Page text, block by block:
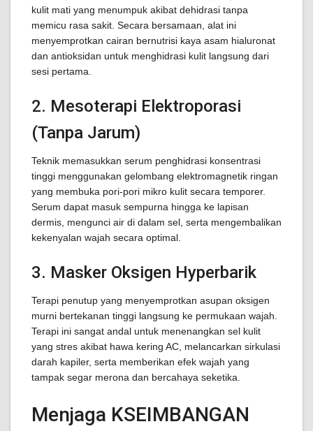
kulit mati yang menumpuk akibat dehidrasi tanpa
memicu rasa sakit. Secara bersamaan, alat ini
menyemprotkan cairan bernutrisi kaya asam hialuronat
dan antioksidan untuk menghidrasi kulit langsung dari
sesi pertama.
2. Mesoterapi Elektroporasi
(Tanpa Jarum)
Teknik memasukkan serum penghidrasi konsentrasi
tinggi menggunakan gelombang elektromagnetik ringan
yang membuka pori-pori mikro kulit secara temporer.
Serum dapat masuk sempurna hingga ke lapisan
dermis, mengunci air di dalam sel, serta mengembalikan
kekenyalan wajah secara optimal.
3. Masker Oksigen Hyperbarik
Terapi penutup yang menyemprotkan asupan oksigen
murni bertekanan tinggi langsung ke permukaan wajah.
Terapi ini sangat andal untuk menenangkan sel kulit
yang stres akibat hawa kering AC, melancarkan sirkulasi
darah kapiler, serta memberikan efek wajah yang
tampak segar merona dan bercahaya seketika.
Menjaga KSEIMBANGAN